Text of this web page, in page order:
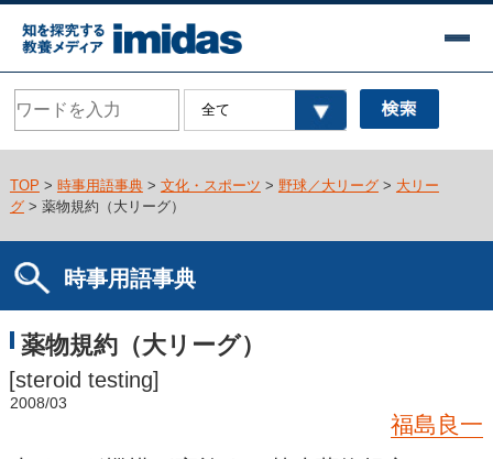
TOP > 時事用語事典> 文化・スポーツ > 野球／大リーグ> 大リー
グ> 薬物規約（大リーグ）
時事用語事典
薬物規約（大リーグ）
[steroid testing]
2008/03
福島良一